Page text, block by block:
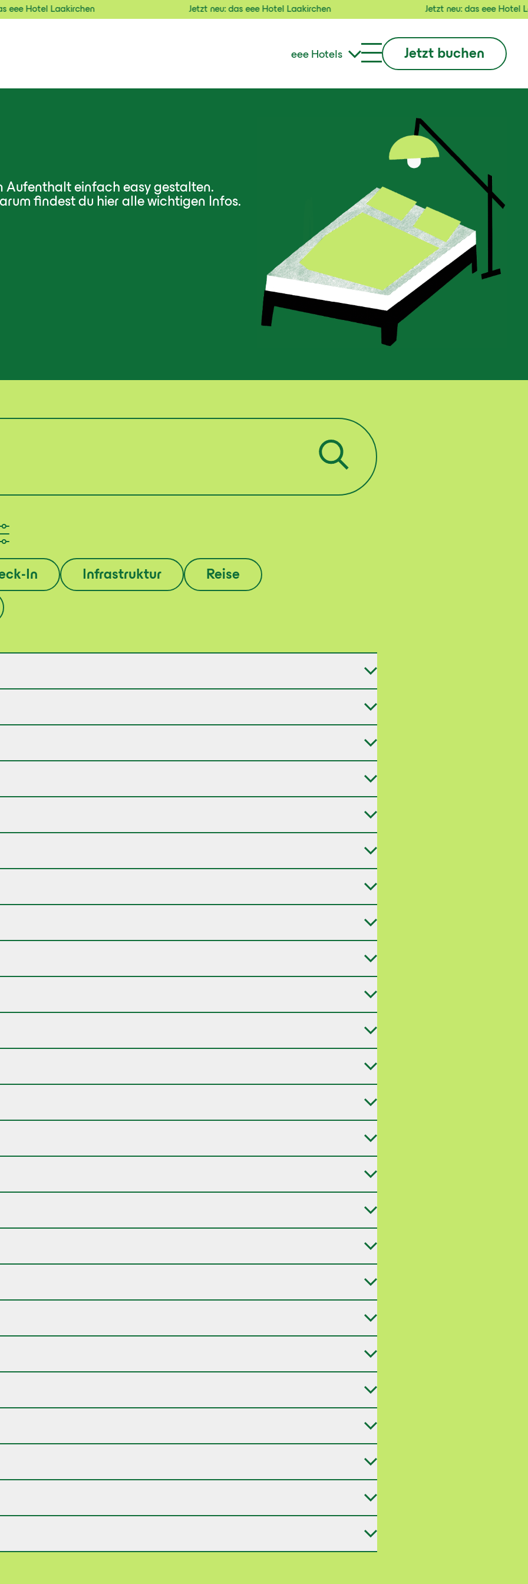
Laakirchen Jetzt neu: das eee Hotel Laakirchen Jetzt neu: das eee Hotel
eee Hotels Jetzt buchen
Aufenthalt einfach easy gestalten.
findest du hier alle wichtigen Infos.
In Infrastruktur Reise